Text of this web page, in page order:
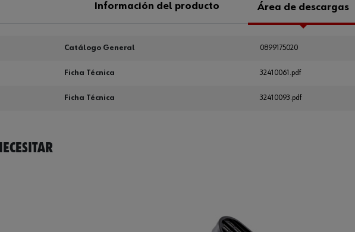
Información del producto Área de descargas
Catálogo General 0899175020
Ficha Técnica 32410061.pdf
Ficha Técnica 32410093.pdf